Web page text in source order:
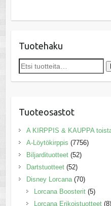
Tuotehaku
Etsi:
Tuoteosastot
A KIRPPIS & KAUPPA
A-Löytökirppis (7756)
Biljardituotteet (52)
Dartstuotteet (52)
Disney Lorcana (70)
Lorcana Boosterit (5)
Lorcana Erikoistuotteet (8)